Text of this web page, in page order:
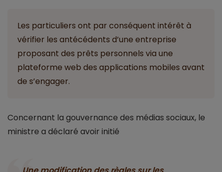
Les particuliers ont par conséquent intérêt à
vérifier les antécédents d’une entreprise
proposant des prêts personnels via une
plateforme web des applications mobiles avant
de s’engager.
Concernant la gouvernance des médias sociaux, le
ministre a déclaré avoir initié